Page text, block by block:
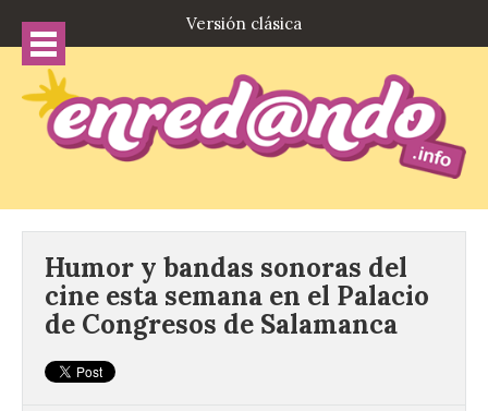
Versión clásica
Humor y bandas sonoras del
cine esta semana en el Palacio
de Congresos de Salamanca